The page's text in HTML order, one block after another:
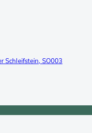
Schleifstein, SO003